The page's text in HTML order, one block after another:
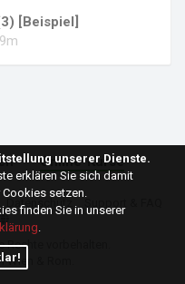
[Beispiel]
9m
Online-Kurse
Datenschutz
Rechte vorbehalten.
& Rom.
unserer Dienste.
erklären Sie sich damit
setzen.
finden Sie in unserer
.